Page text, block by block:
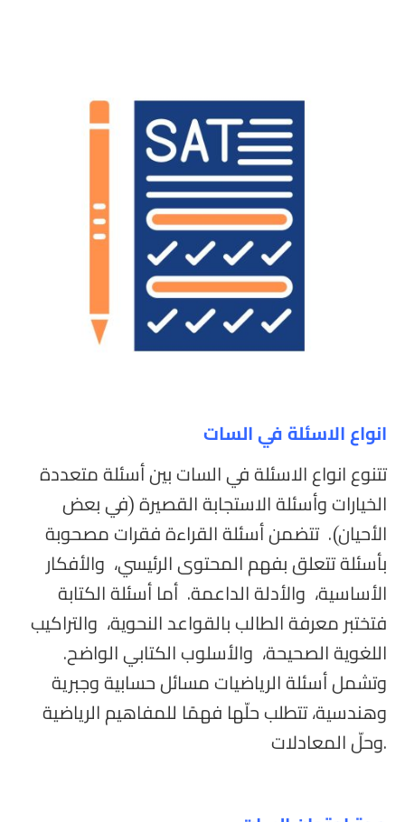
انواع الاسئلة في السات
تتنوع انواع الاسئلة في السات بين أسئلة متعددة
الخيارات وأسئلة الاستجابة القصيرة (في بعض
الأحيان). تتضمن أسئلة القراءة فقرات مصحوبة
بأسئلة تتعلق بفهم المحتوى الرئيسي، والأفكار
الأساسية، والأدلة الداعمة. أما أسئلة الكتابة
فتختبر معرفة الطالب بالقواعد النحوية، والتراكيب
اللغوية الصحيحة، والأسلوب الكتابي الواضح.
وتشمل أسئلة الرياضيات مسائل حسابية وجبرية
وهندسية، تتطلب حلّها فهمًا للمفاهيم الرياضية
وحلّ المعادلات.